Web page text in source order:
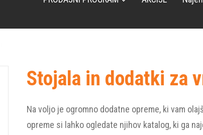
Stojala in dodatki za
Na voljo je ogromno dodatne opreme, ki vam
opreme si lahko ogledate njihov katalog, ki ga